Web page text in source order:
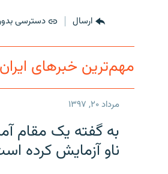
ارسال دسترسی
مهم‌ترین خبرهای
مرداد ۲۰, ۱۳۹۷
به گفته یک مقام
ناو آزمایش کرده